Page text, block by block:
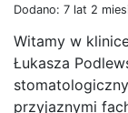
Dodano: 7 lat 2
Witamy w
Łukasza
przyjaznymi